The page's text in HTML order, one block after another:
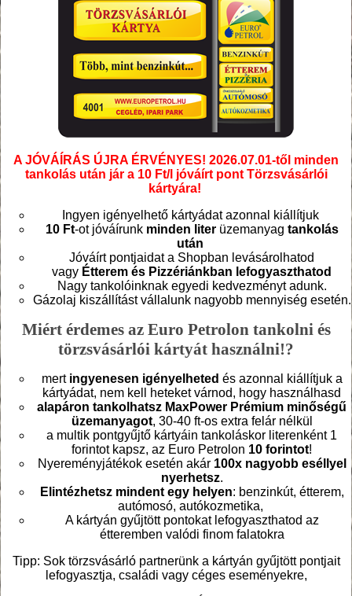
A JÓVÁÍRÁS ÚJRA ÉRVÉNYES! 2026.07.01-től minden
tankolás után jár a 10 Ft/l jóváírt pont Törzsvásárlói
kártyára!
Ingyen igényelhető kártyádat azonnal kiállítjuk
10 Ft-ot jóváírunk minden literüzemanyag tankolás
után
Jóváírt pontjaidat a Shopban levásárolhatod
vagy Étterem és Pizzériánkban lefogyaszthatod
Nagy tankolóinknak egyedi kedvezményt adunk.
Gázolaj kiszállítást vállalunk nagyobb mennyiség esetén.
Miért érdemes az Euro Petrolon tankolni és
törzsvásárlói kártyát használni!?
mert ingyenesen igényelheted és azonnal kiállítjuk a
kártyádat, nem kell heteket várnod, hogy használhasd
alapáron tankolhatsz MaxPower Prémium minőségű
üzemanyagot, 30-40 ft-os extra felár nélkül
a multik pontgyűjtő kártyáin tankoláskor literenként 1
forintot kapsz, az Euro Petrolon 10 forintot!
Nyereményjátékok esetén akár 100x nagyobb eséllyel
nyerhetsz.
Elintézhetsz mindent egy helyen: benzinkút, étterem,
autómosó, autókozmetika,
A kártyán gyűjtött pontokat lefogyaszthatod az
étteremben valódi finom falatokra
Tipp: Sok törzsvásárló partnerünk a kártyán gyűjtött pontjait
lefogyasztja, családi vagy céges eseményekre,